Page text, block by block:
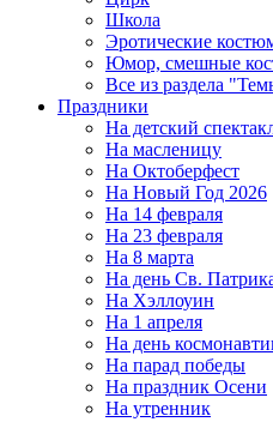
Школа
Эротические
Юмор, смешные
Все из раздела
Праздники
На детский
На масленицу
На Октоберфест
На Новый Год 2026
На 14 февраля
На 23 февраля
На 8 марта
На день Св.
На Хэллоуин
На 1 апреля
На день
На парад победы
На праздник Осени
На утренник